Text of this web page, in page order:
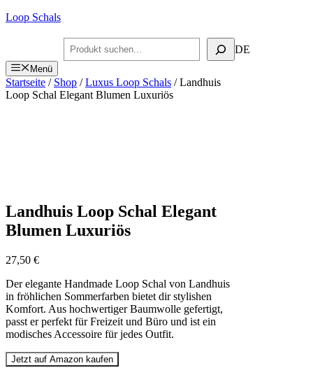
Zum
Loop Schals
Suchen DE
Menü
Startseite / Shop /Luxus Loop Schals / Landhuis
Loop Schal Elegant Blumen Luxuriös
Landhuis Loop Schal Elegant
Blumen Luxuriös
27,50 €
Der elegante Handmade Loop Schal von Landhuis
in fröhlichen Sommerfarben bietet dir stylishen
Komfort. Aus hochwertiger Baumwolle gefertigt,
passt er perfekt für Freizeit und Büro und ist ein
modisches Accessoire für jedes Outfit.
Jetzt auf Amazon kaufen